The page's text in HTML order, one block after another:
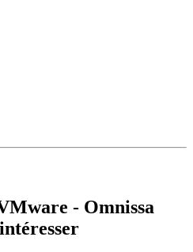
- Omnissa